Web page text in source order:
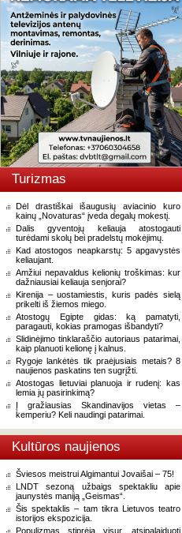
Turizmas
Dėl drastiškai išaugusių aviacinio kuro
kainų „Novaturas“ įveda degalų mokestį.
Dalis gyventojų keliauja atostogauti
turėdami skolų bei pradelstų mokėjimų.
Kad atostogos neapkarstų: 5 apgavystės
keliaujant.
Amžiui nepavaldus kelionių troškimas: kur
dažniausiai keliauja senjorai?
Kirenija – uostamiestis, kuris padės sielą
prikelti iš žiemos miego.
Atostogų Egipte gidas: ką pamatyti,
paragauti, kokias pramogas išbandyti?
Slidinėjimo tinklaraščio autoriaus patarimai,
kaip planuoti kelionę į kalnus.
Rygoje lankėtės tik praėjusiais metais? 8
naujienos paskatins ten sugrįžti.
Atostogas lietuviai planuoja ir rudenį: kas
lemia jų pasirinkimą?
Į gražiausias Skandinavijos vietas –
kemperiu? Keli naudingi patarimai.
Kultūros naujienos
Šviesos meistrui Algimantui Jovaišai – 75!
LNDT sezoną užbaigs spektakliu apie
jaunystės maniją „Geismas“.
Šis spektaklis – tam tikra Lietuvos teatro
istorijos ekspozicija.
Populizmas stiprėja visur, atsipalaiduoti